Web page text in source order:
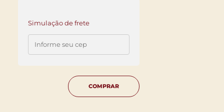
Simulação de frete
COMPRAR